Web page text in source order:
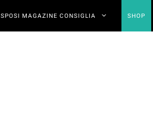
SPOSI MAGAZINE CONSIGLIA SHOP